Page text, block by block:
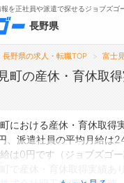
員登録
人を探す
を正社員や派遣で探せるジョブズゴ
長野県
長野県の求人・転職TOP 富士
町の産休・育休取
における産休・育休取得
、派遣社員の平均月給は
は0円です（ジョブズゴー